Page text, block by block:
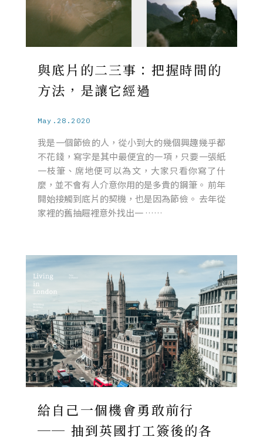
與底片的二三事：把握時間的
方法，是讓它經過
May.28.2020
我是一個節儉的人，從小到大的幾個興趣幾乎都
不花錢，寫字是其中最便宜的一項，只要一張紙
一枝筆、席地便可以為文，大家只看你寫了什
麼，並不會有人介意你用的是多貴的鋼筆。 前年
開始接觸到底片的契機，也是因為節儉。 去年從
家裡的舊抽屜裡意外找出一 ……
給自己一個機會勇敢前行
── 抽到英國打工簽後的各